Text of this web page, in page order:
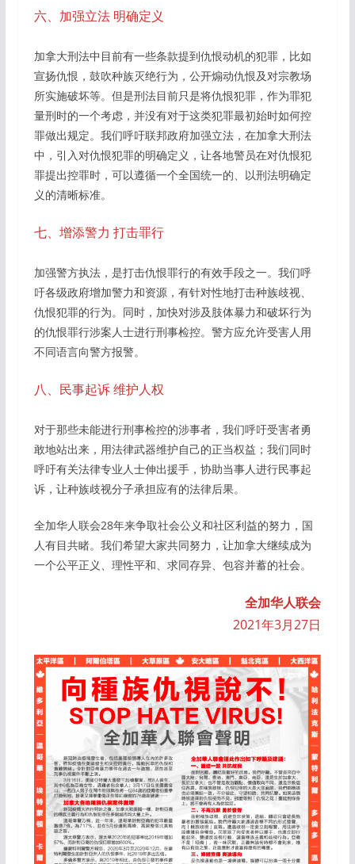
六、加强立法 明确定义
加拿大刑法中目前有一些条款提到仇恨动机的犯罪，比如
宣扬仇恨，鼓吹种族灭绝行为，公开煽动仇恨及对宗教场
所实施破坏等。但是刑法目前只是将仇恨犯罪，作为罪犯
量刑时的一个考虑，并没有对于这类犯罪最初始时如何控
罪做出规定。我们呼吁联邦政府加强立法，在加拿大刑法
中，引入对仇恨犯罪的明确定义，让各地警员在对仇恨犯
罪提出控罪时，可以遵循一个全国统一的、以刑法明确定
义的清晰标准。
七、增添警力 打击罪行
加强警方执法，是打击仇恨罪行的有效手段之一。我们呼
吁各级政府增加警力和资源，有针对性地打击种族歧视、
仇恨犯罪的行为。同时，加快对涉及肢体暴力和破坏行为
的仇恨罪行涉案人士进行刑事检控。警方应允许受害人用
不同语言向警方报警。
八、民事起诉 维护人权
对于那些未能进行刑事检控的涉事者，我们呼吁受害者勇
敢地站出来，用法律武器维护自己的正当权益；我们同时
呼吁有关法律专业人士伸出援手，协助当事人进行民事起
诉，让种族歧视分子承担应有的法律后果。
全加华人联会28年来争取社会公义和社区利益的努力，国
人有目共睹。我们希望大家共同努力，让加拿大继续成为
一个公平正义、理性平和、求同存异、包容并蓄的社会。
全加华人联会
2021年3月27日